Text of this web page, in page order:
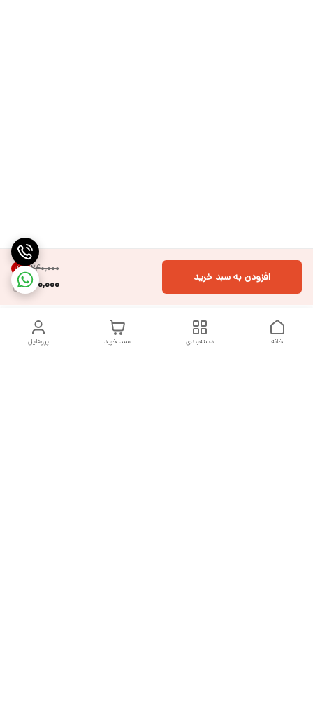
۲۴۰٬۰۰۰ 16%
200,000 افزودن به سبد خرید
پروفایل سبد خرید دسته‌بندی خانه